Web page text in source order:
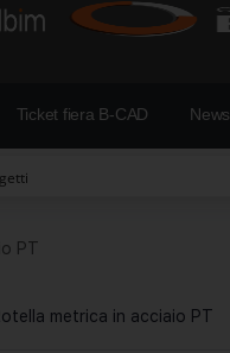
Ticket fiera B-CAD News
PT
metrica in acciaio PT